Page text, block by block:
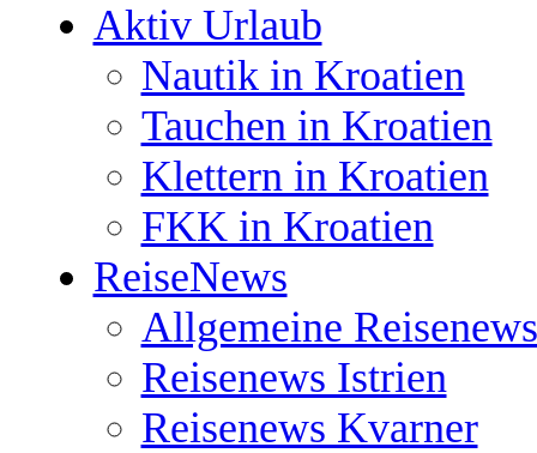
Aktiv Urlaub
Nautik in Kroatien
Tauchen in Kroatien
Klettern in Kroatien
FKK in Kroatien
ReiseNews
Allgemeine
Reisenews Istrien
Reisenews Kvarner